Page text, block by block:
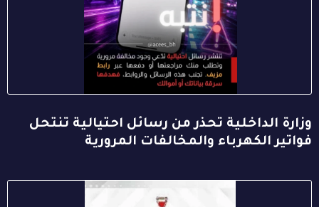
وزارة الداخلية تحذر من رسائل احتيالية تنتحل
فواتير الكهرباء والمخالفات المرورية